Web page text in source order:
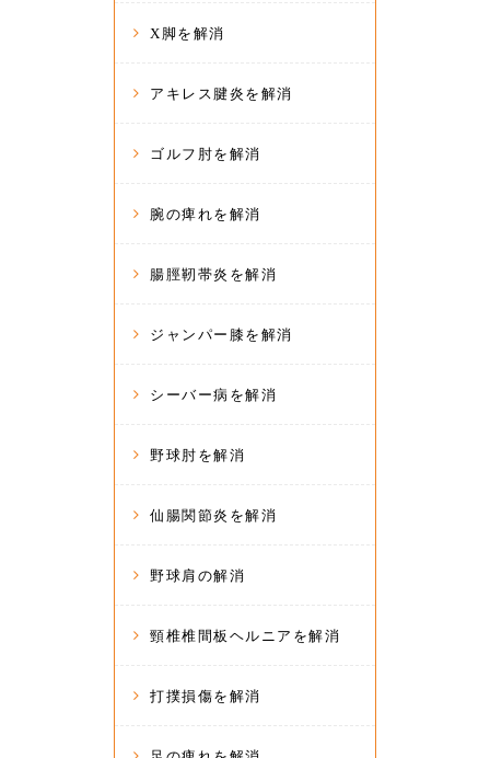
X脚を解消
アキレス腱炎を解消
ゴルフ肘を解消
腕の痺れを解消
腸脛靭帯炎を解消
ジャンパー膝を解消
シーバー病を解消
野球肘を解消
仙腸関節炎を解消
野球肩の解消
頸椎椎間板ヘルニアを解消
打撲損傷を解消